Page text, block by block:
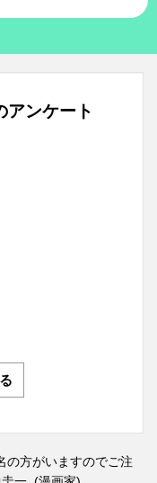
アンケート
の方がいますのでご注